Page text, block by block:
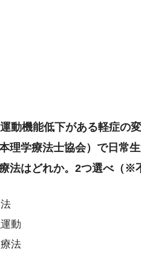
動機能低下がある軽症の
本理学療法士協会）で日常
法はどれか。2つ選べ（※
動
法